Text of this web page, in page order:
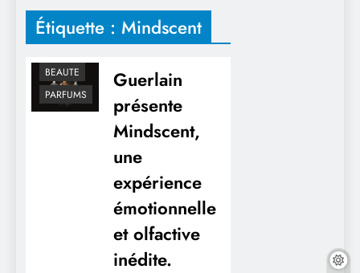
Étiquette : Mindscent
BEAUTE
PARFUMS
Guerlain
présente
Mindscent,
une
expérience
émotionnelle
et olfactive
inédite.